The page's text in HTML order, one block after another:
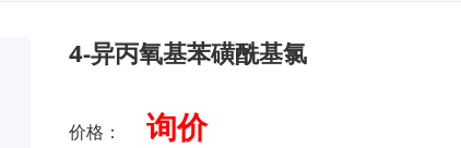
4-异丙氧基苯磺酰基氯
价格： 询价